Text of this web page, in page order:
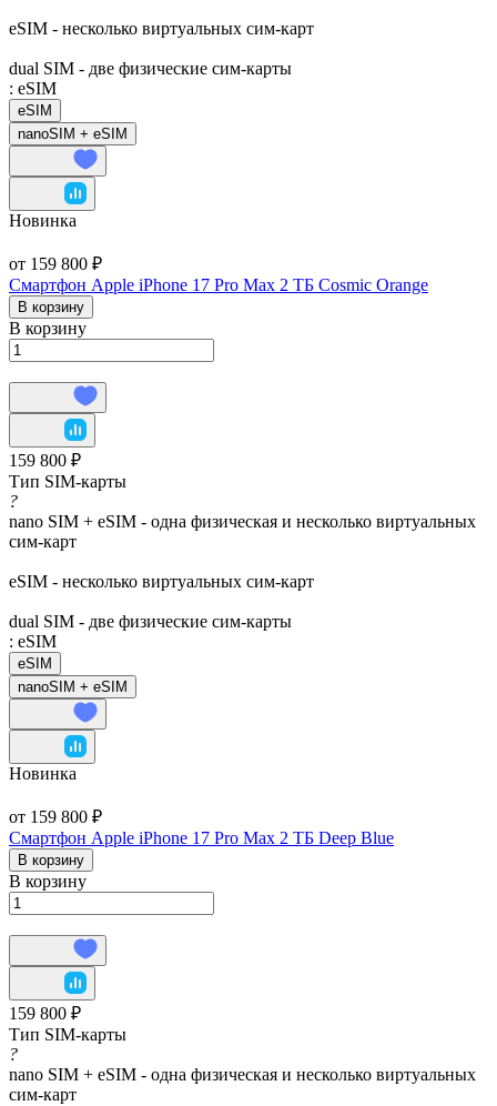
eSIM - несколько виртуальных сим-карт
dual SIM - две физические сим-карты
: eSIM
eSIM
nanoSIM + eSIM
Новинка
от 159 800 ₽
Смартфон Apple iPhone 17 Pro Max 2 ТБ Cosmic Orange
В корзину
В корзину
159 800 ₽
Тип SIM-карты
?
nano SIM + eSIM - одна физическая и несколько виртуальных
сим-карт
eSIM - несколько виртуальных сим-карт
dual SIM - две физические сим-карты
: eSIM
eSIM
nanoSIM + eSIM
Новинка
от 159 800 ₽
Смартфон Apple iPhone 17 Pro Max 2 ТБ Deep Blue
В корзину
В корзину
159 800 ₽
Тип SIM-карты
?
nano SIM + eSIM - одна физическая и несколько виртуальных
сим-карт